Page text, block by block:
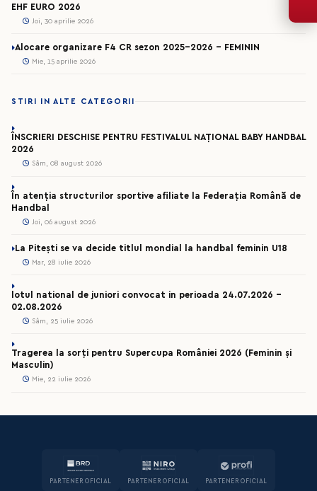
EHF EURO 2026
Joi, 30 aprilie 2026
Alocare organizare F4 CR sezon 2025-2026 - FEMININ
Mie, 15 aprilie 2026
STIRI IN ALTE CATEGORII
ÎNSCRIERI DESCHISE PENTRU FESTIVALUL NAȚIONAL BABY HANDBAL
2026
Sâm, 08 august 2026
În atenția structurilor sportive afiliate la Federația Română de
Handbal
Joi, 06 august 2026
La Pitești se va decide titlul mondial la handbal feminin U18
Mar, 28 iulie 2026
lotul national de juniori convocat in perioada 24.07.2026 –
02.08.2026
Sâm, 25 iulie 2026
Tragerea la sorți pentru Supercupa României 2026 (Feminin și
Masculin)
Mie, 22 iulie 2026
PARTENER OFICIAL PARTENER OFICIAL PARTENER OFICIAL